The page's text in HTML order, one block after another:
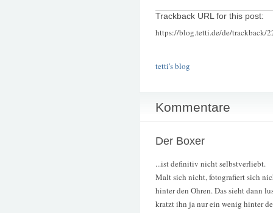
Trackback URL for this post:
https://blog.tetti.de/de/trackback/
tetti's blog
Kommentare
Der Boxer
...ist definitiv nicht selbstverliebt.
Malt sich nicht, fotografiert sich
hinter den Ohren. Das sieht dann
kratzt ihn ja nur ein wenig hinter